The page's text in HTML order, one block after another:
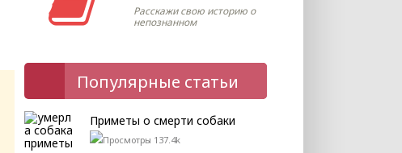
Расскажи свою историю о
непознанном
Популярные статьи
Приметы о смерти собаки
137.4k